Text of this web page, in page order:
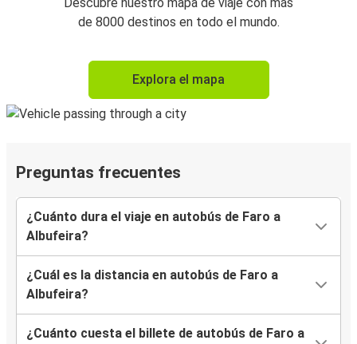
de 8000 destinos en todo el mundo.
Explora el mapa
Preguntas frecuentes
¿Cuánto dura el viaje en autobús de Faro a
Albufeira?
¿Cuál es la distancia en autobús de Faro a
Albufeira?
¿Cuánto cuesta el billete de autobús de Faro a